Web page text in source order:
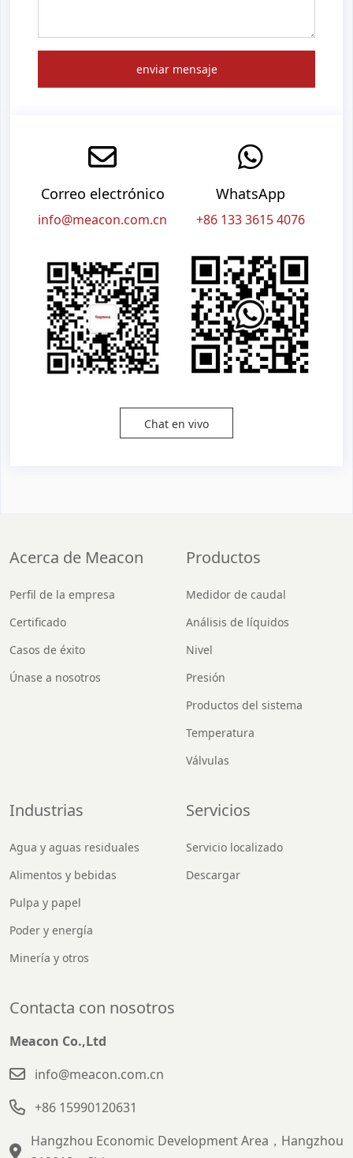
enviar mensaje
Correo electrónico
info@meacon.com.cn
WhatsApp
+86 133 3615 4076
Chat en vivo
Acerca de Meacon
Perfil de la empresa
Certificado
Casos de éxito
Únase a nosotros
Productos
Medidor de caudal
Análisis de líquidos
Nivel
Presión
Productos del sistema
Temperatura
Válvulas
Industrias
Agua y aguas residuales
Alimentos y bebidas
Pulpa y papel
Poder y energía
Minería y otros
Servicios
Servicio localizado
Descargar
Contacta con nosotros
Meacon Co.,Ltd
info@meacon.com.cn
+86 15990120631
Hangzhou Economic Development Area，Hangzhou